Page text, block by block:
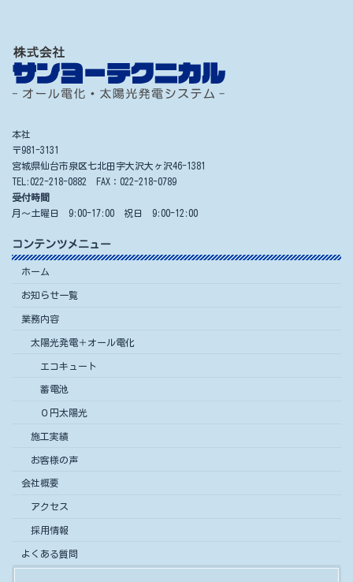
本社
〒981-3131
宮城県仙台市泉区七北田字大沢大ヶ沢46-1381
TEL:022-218-0882 FAX：022-218-0789
受付時間
月～土曜日 9:00-17:00 祝日 9:00-12:00
コンテンツメニュー
ホーム
お知らせ一覧
業務内容
太陽光発電＋オール電化
エコキュート
蓄電池
０円太陽光
施工実績
お客様の声
会社概要
アクセス
採用情報
よくある質問